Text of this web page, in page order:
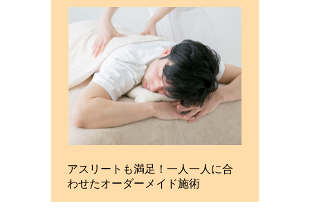
アスリートも満足！一人一人に合
わせたオーダーメイド施術